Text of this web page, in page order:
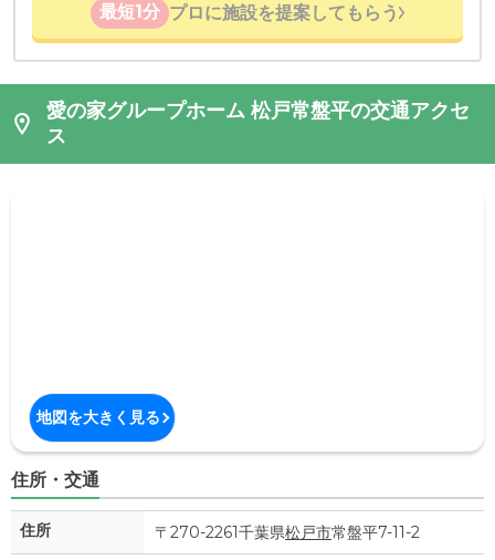
最短1分 プロに施設を提案してもらう
愛の家グループホーム 松戸常盤平の交通アクセ
ス
地図を大きく見る
住所・交通
住所 〒270-2261千葉県松戸市常盤平7-11-2